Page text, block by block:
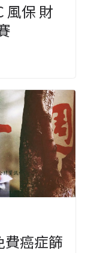
風保 財
費癌症篩